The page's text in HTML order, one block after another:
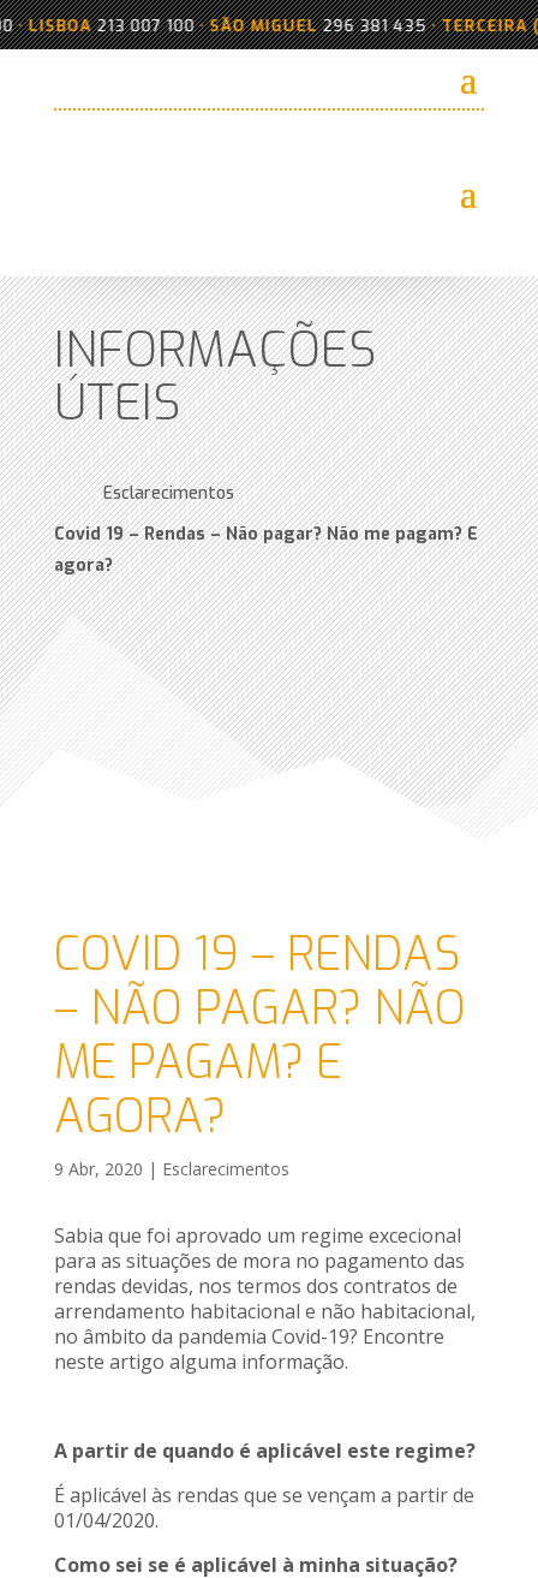
213 007 100•SÃO MIGUEL 296 381 435•TERCEIRA
INFORMAÇÕES
ÚTEIS
Esclarecimentos
Covid 19 – Rendas – Não pagar? Não me pagam? E
agora?
COVID 19 – RENDAS
– NÃO PAGAR? NÃO
ME PAGAM? E
AGORA?
9 Abr, 2020 | Esclarecimentos
Sabia que foi aprovado um regime excecional
para as situações de mora no pagamento das
rendas devidas, nos termos dos contratos de
arrendamento habitacional e não habitacional,
no âmbito da pandemia Covid-19? Encontre
neste artigo alguma informação.
A partir de quando é aplicável este regime?
É aplicável às rendas que se vençam a partir de
01/04/2020.
Como sei se é aplicável à minha situação?